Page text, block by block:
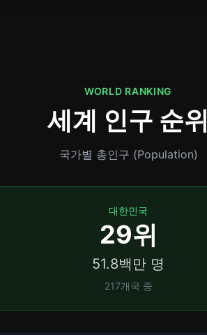
WORLD RANKING
세계 인구 순위
국가별 총인구 (Population)
대한민국
29위
51.8백만 명
217개국 중